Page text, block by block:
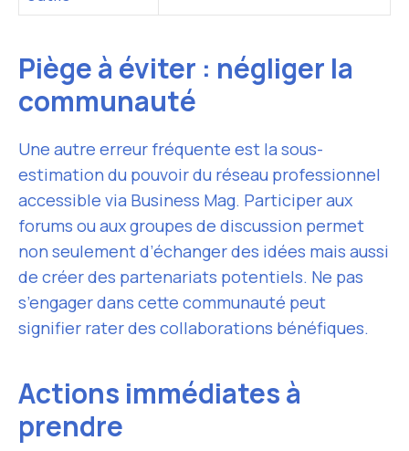
Piège à éviter : négliger la
communauté
Une autre erreur fréquente est la sous-
estimation du pouvoir du réseau professionnel
accessible via Business Mag. Participer aux
forums ou aux groupes de discussion permet
non seulement d’échanger des idées mais aussi
de créer des partenariats potentiels. Ne pas
s’engager dans cette communauté peut
signifier rater des collaborations bénéfiques.
Actions immédiates à
prendre